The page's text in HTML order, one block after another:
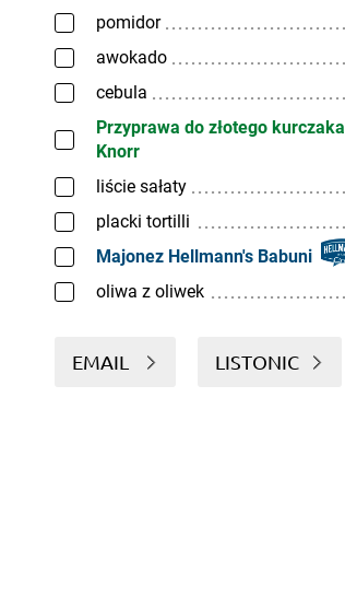
pomidor
awokado
cebula
Przyprawa do złotego kurczaka
Knorr
liście sałaty
placki tortilli
Majonez Hellmann's Babuni
oliwa z oliwek
EMAIL LISTONIC